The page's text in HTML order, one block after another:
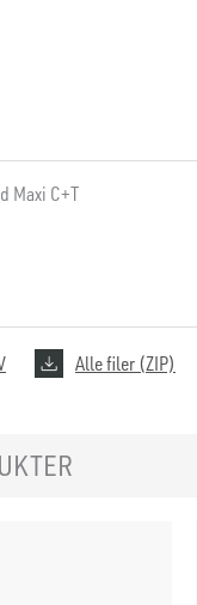
Maxi C+T
Alle filer (ZIP)